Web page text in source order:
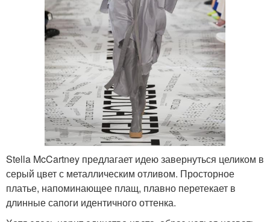
Stella McCartney предлагает идею завернуться целиком в
серый цвет с металлическим отливом. Просторное
платье, напоминающее плащ, плавно перетекает в
длинные сапоги идентичного оттенка.